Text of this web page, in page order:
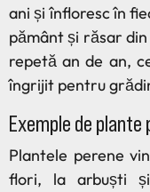
ani și înfloresc în
pământ și răsar
repetă an de an,
îngrijit pentru
Exemple de plante
Plantele perene
flori, la arbuști